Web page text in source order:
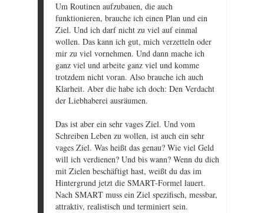
Um Routinen aufzubauen, die auch
funktionieren, brauche ich einen Plan und ein
Ziel. Und ich darf nicht zu viel auf einmal
wollen. Das kann ich gut, mich verzetteln oder
mir zu viel vornehmen. Und dann mache ich
ganz viel und arbeite ganz viel und komme
trotzdem nicht voran. Also brauche ich auch
Klarheit. Aber die habe ich doch: Den Verdacht
der Liebhaberei ausräumen.
Das ist aber ein sehr vages Ziel. Und vom
Schreiben Leben zu wollen, ist auch ein sehr
vages Ziel. Was heißt das genau? Wie viel Geld
will ich verdienen? Und bis wann? Wenn du dich
mit Zielen beschäftigt hast, weißt du das im
Hintergrund jetzt die SMART-Formel lauert.
Nach SMART muss ein Ziel spezifisch, messbar,
attraktiv, realistisch und terminiert sein.